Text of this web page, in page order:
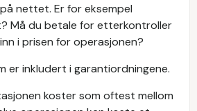
nettet. Er for eksempel
Må du betale for etterkontroller
i prisen for operasjonen?
er inkludert i garantiordningene.
koster som oftest mellom